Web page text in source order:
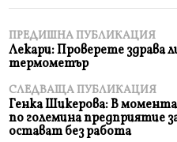
ПРЕДИШНА ПУБЛИКАЦИЯ
Лекари: Проверете здрава
термометър
СЛЕДВАЩА ПУБЛИКАЦИЯ
Генка Шикерова: В
по големина предприятие
остават без работа